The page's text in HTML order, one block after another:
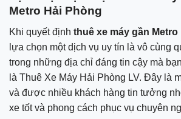
Metro Hải Phòng
Khi quyết định thuê xe máy gần Metro
lựa chọn một dịch vụ uy tín là vô cùng
trong những địa chỉ đáng tin cậy mà
là Thuê Xe Máy Hải Phòng LV. Đây là
và được nhiều khách hàng tin tưởng
xe tốt và phong cách phục vụ chuyên